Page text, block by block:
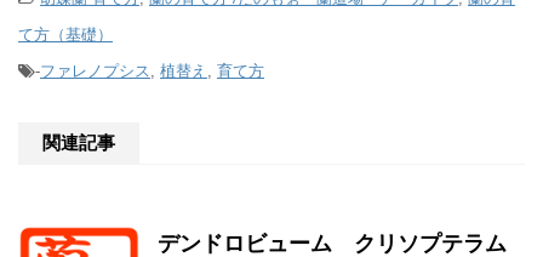
て方（基礎）
-ファレノプシス, 植替え , 育て方
関連記事
デンドロビューム クリソプテラム